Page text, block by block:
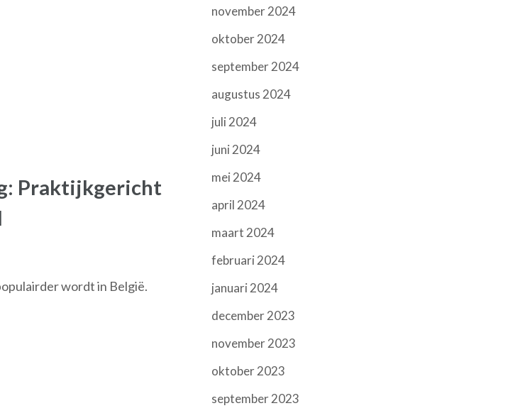
Praktijkgericht
wordt in België.
november 2024
oktober 2024
september 2024
augustus 2024
juli 2024
juni 2024
mei 2024
april 2024
maart 2024
februari 2024
januari 2024
december 2023
november 2023
oktober 2023
september 2023